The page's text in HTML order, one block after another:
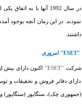
در سال 1992 آنها با به اتفاق یکی از دوستان مشترکشان به نام
نمودند. در این زمان آنچه بوجود
داشتند.
"ESET" امروزی
شرکت "ESET"
دارای دفاتر فروش و تحقیقات و
(جمهوری چک)، سنگاپور (سنگاپور)